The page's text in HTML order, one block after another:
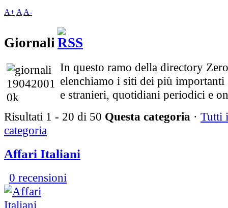
A+ A A-
Giornali
In questo ramo della directory
elenchiamo i siti dei più
e stranieri, quotidiani periodici e
Risultati 1 - 20 di 50 Questa categoria · Tutti
categoria
Affari Italiani
0 recensioni